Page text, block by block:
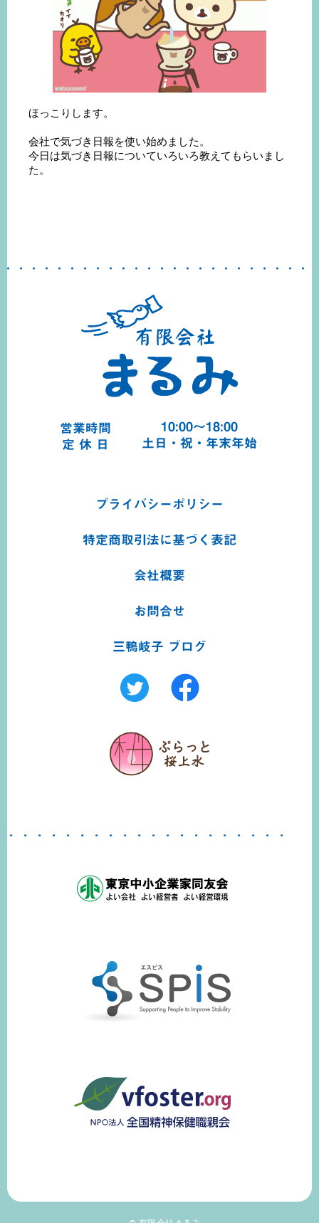
ほっこりします。
会社で気づき日報を使い始めました。
今日は気づき日報についていろいろ教えてもらいまし
た。
営業時間
10:00～18:00
定 休 日
土日・祝・年末年始
プライバシーポリシー
特定商取引法に基づく 表記
会社概要
お問合せ
三鴨岐子 ブログ